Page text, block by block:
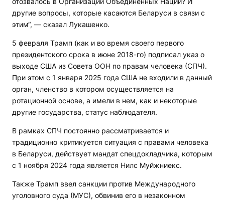
другие вопросы, которые касаются Беларуси в связи с
этим“, — сказал Лукашенко.
5 февраля Трамп (как и во время своего первого
президентского срока в июне 2018-го) подписал указ о
выходе США из Совета ООН по правам человека (СПЧ).
При этом с 1 января 2025 года США не входили в данный
орган, членство в котором осуществляется на
ротационной основе, а имели в нем, как и некоторые
другие государства, статус наблюдателя.
В рамках СПЧ постоянно рассматривается и
традиционно критикуется ситуация с правами человека
в Беларуси, действует мандат спецдокладчика, которым
с 1 ноября 2024 года является Нилс Муйжниекс.
Также Трамп ввел санкции против Международного
уголовного суда (МУС), обвинив его в незаконном